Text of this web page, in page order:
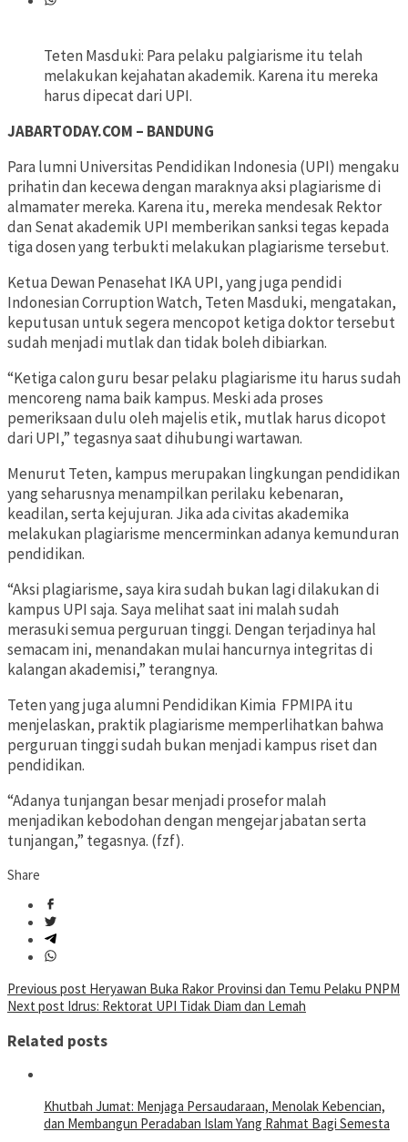
Teten Masduki: Para pelaku palgiarisme itu telah
melakukan kejahatan akademik. Karena itu mereka
harus dipecat dari UPI.
JABARTODAY.COM – BANDUNG
Para lumni Universitas Pendidikan Indonesia (UPI) mengaku
prihatin dan kecewa dengan maraknya aksi plagiarisme di
almamater mereka. Karena itu, mereka mendesak Rektor
dan Senat akademik UPI memberikan sanksi tegas kepada
tiga dosen yang terbukti melakukan plagiarisme tersebut.
Ketua Dewan Penasehat IKA UPI, yang juga pendidi
Indonesian Corruption Watch, Teten Masduki, mengatakan,
keputusan untuk segera mencopot ketiga doktor tersebut
sudah menjadi mutlak dan tidak boleh dibiarkan.
“Ketiga calon guru besar pelaku plagiarisme itu harus sudah
mencoreng nama baik kampus. Meski ada proses
pemeriksaan dulu oleh majelis etik, mutlak harus dicopot
dari UPI,” tegasnya saat dihubungi wartawan.
Menurut Teten, kampus merupakan lingkungan pendidikan
yang seharusnya menampilkan perilaku kebenaran,
keadilan, serta kejujuran. Jika ada civitas akademika
melakukan plagiarisme mencerminkan adanya kemunduran
pendidikan.
“Aksi plagiarisme, saya kira sudah bukan lagi dilakukan di
kampus UPI saja. Saya melihat saat ini malah sudah
merasuki semua perguruan tinggi. Dengan terjadinya hal
semacam ini, menandakan mulai hancurnya integritas di
kalangan akademisi,” terangnya.
Teten yang juga alumni Pendidikan Kimia FPMIPA itu
menjelaskan, praktik plagiarisme memperlihatkan bahwa
perguruan tinggi sudah bukan menjadi kampus riset dan
pendidikan.
“Adanya tunjangan besar menjadi prosefor malah
menjadikan kebodohan dengan mengejar jabatan serta
tunjangan,” tegasnya. (fzf).
Share
Post
navigation
Previous post Heryawan Buka Rakor Provinsi dan Temu Pelaku PNPM
Next post Idrus: Rektorat UPI Tidak Diam dan Lemah
Related posts
Khutbah Jumat: Menjaga Persaudaraan, Menolak Kebencian,
dan Membangun Peradaban Islam Yang Rahmat Bagi Semesta